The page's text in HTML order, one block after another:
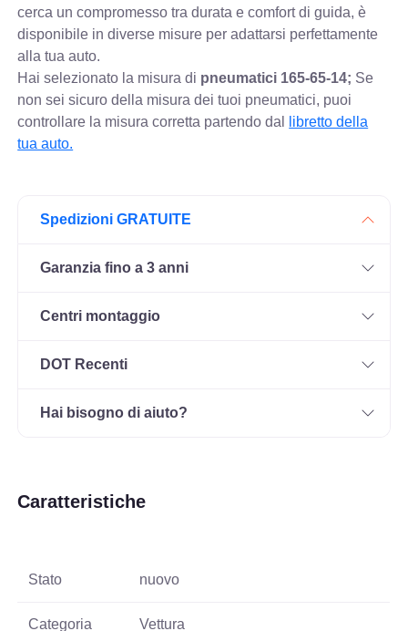
cerca un compromesso tra durata e comfort di guida, è
disponibile in diverse misure per adattarsi perfettamente
alla tua auto.
Hai selezionato la misura di pneumatici 165-65-14; Se
non sei sicuro della misura dei tuoi pneumatici, puoi
controllare la misura corretta partendo dal
libretto della
tua auto.
Spedizioni GRATUITE
Garanzia fino a 3 anni
Centri montaggio
DOT Recenti
Hai bisogno di aiuto?
Caratteristiche
Stato nuovo
Categoria Vettura